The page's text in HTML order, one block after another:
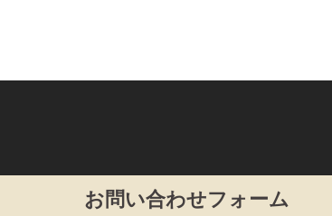
お問い合わせフォーム